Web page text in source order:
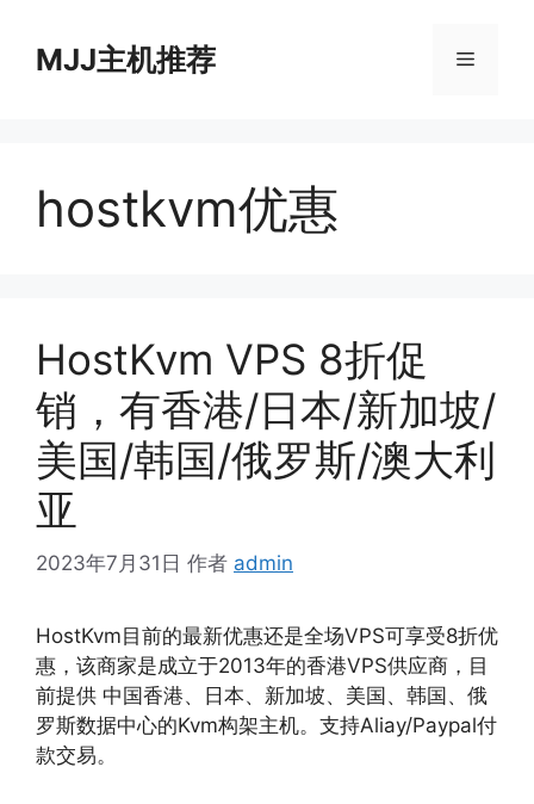
MJJ主机推荐 菜
hostkvm优惠
HostKvm VPS 8折促
销，有香港/日本/新加坡/
美国/韩国/俄罗斯/澳大利
亚
2023年7月31日 作者 admin
HostKvm目前的最新优惠还是全场VPS可享受8折优
惠，该商家是成立于2013年的香港VPS供应商，目
前提供 中国香港、日本、新加坡、美国、韩国、俄
罗斯数据中心的Kvm构架主机。支持Aliay/Paypal付
款交易。